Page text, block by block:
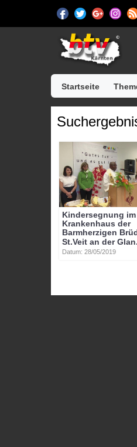
Startseite
Kindersegnung im
Krankenhaus der
Barmherzigen
St.Veit an der Glan.
Datum: 28/05/2019